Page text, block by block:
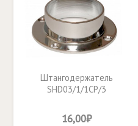
Штангодержатель
SHD03/1/1CP/3
16,00₽